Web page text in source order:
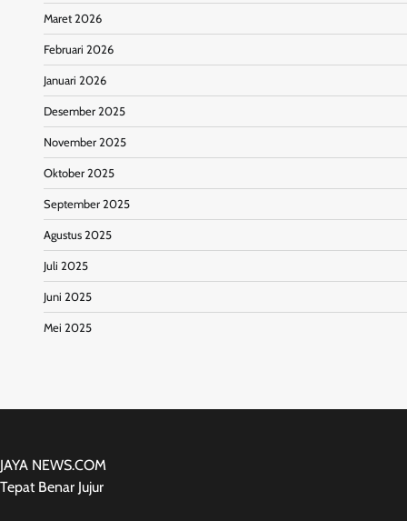
Maret 2026
Februari 2026
Januari 2026
Desember 2025
November 2025
Oktober 2025
September 2025
Agustus 2025
Juli 2025
Juni 2025
Mei 2025
JAYA NEWS.COM
Tepat Benar Jujur